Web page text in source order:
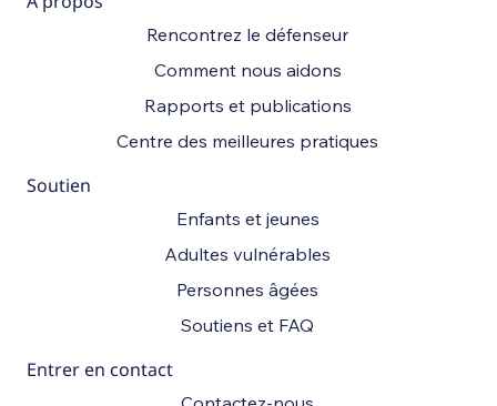
Rencontrez le défenseur
Comment nous aidons
Rapports et publications
Centre des meilleures pratiques
Soutien
Enfants et jeunes
Adultes vulnérables
Personnes âgées
Soutiens et FAQ
Entrer en contact